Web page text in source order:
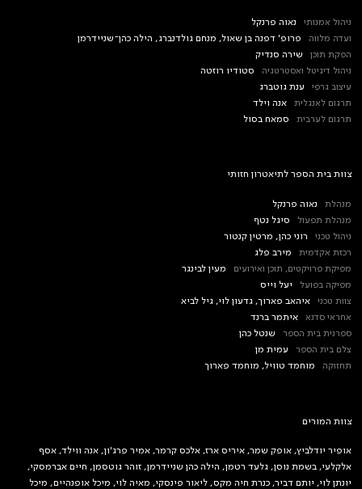
ניהול אמנותי
נאוה פרנקל
ועדה מלווה
פרופ' דפנה בן שאול, מנחם גולדנברג, הילה כהן־שניידרמן
הפקת תוכן
שירה סנדיק
ניהול דיגיטל ואסטרטגיה
סטודיו רוזטה
עיצוב גרפי
ענת גוטברג
תרגום לאנגלית
אנה וילד
תרגום לערבית
סמאח בסול
צוות בית הספר לתיאטרון חזותי
מנהלת
נאוה פרנקל
מנהלת תפעול
סיגל נטף
ניהול טכני
רוני כהן, מרטין קנטור
רכזת אקדמית
מירב פלג
מפיקת פרויקטים, תוכן ואירועים
מעין לבינגר
מפיקה בפועל
יעל וייס
צוות טכני
איהאב פארוך, גדעון לוי, גיל לביא
אחראי סדנא
איתמר ברנד
ספרנית בית הספר
שנטל כהן
צלם בית הספר
עמית מן
תחזוקה
מוחמד טוויל, מוחמד פארוך
צוות המורים
אופיר יודלביץ, אופק שמר, איריס ארז, אלכס קרמר, אמיר פרג'ון, אנה ווילד, אסף
אלקלעי, בשמת נוסן, גלעד רטמן, הילה כהן שניידרמן, זוהר גוטסמן, חיים אברמסקי,
יונתן לוי, יותם דביר, כנרת חיה מקס, ליאור פינסקי, מאיה לוי, מיכל אופנהיים, מיכל